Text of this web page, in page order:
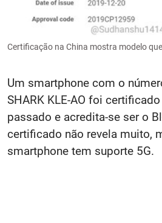
Certificação na China mostra modelo
Um smartphone com o
SHARK KLE-AO foi
passado e acredita-se ser o
certificado não revela muito,
smartphone tem suporte 5G.